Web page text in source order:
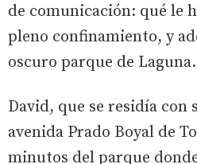
de comunicación: qué le
pleno confinamiento, y
oscuro parque de Laguna.
David, que se residía con
avenida Prado Boyal de
minutos del parque